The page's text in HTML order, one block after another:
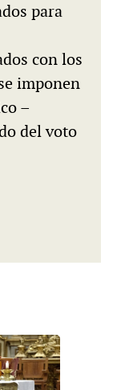
para
con los
imponen
–
del voto